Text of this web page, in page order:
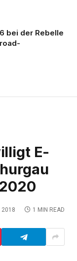
bei der Rebelle
E-
2018 1 MIN READ